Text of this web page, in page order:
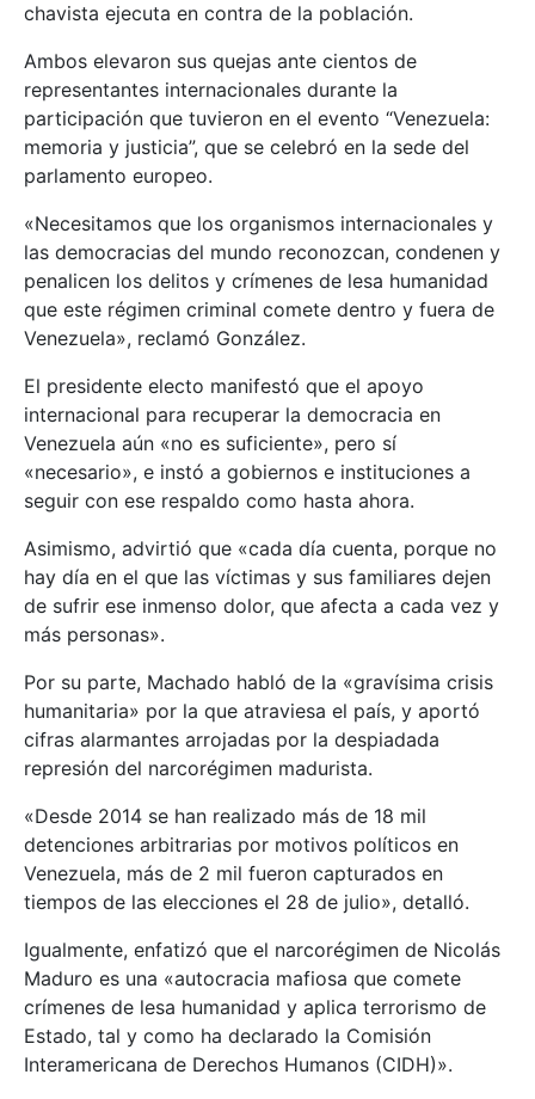
chavista ejecuta en contra de la población.
Ambos elevaron sus quejas ante cientos de
representantes internacionales durante la
participación que tuvieron en el evento “Venezuela:
memoria y justicia”, que se celebró en la sede del
parlamento europeo.
«Necesitamos que los organismos internacionales y
las democracias del mundo reconozcan, condenen y
penalicen los delitos y crímenes de lesa humanidad
que este régimen criminal comete dentro y fuera de
Venezuela», reclamó González.
El presidente electo manifestó que el apoyo
internacional para recuperar la democracia en
Venezuela aún «no es suficiente», pero sí
«necesario», e instó a gobiernos e instituciones a
seguir con ese respaldo como hasta ahora.
Asimismo, advirtió que «cada día cuenta, porque no
hay día en el que las víctimas y sus familiares dejen
de sufrir ese inmenso dolor, que afecta a cada vez y
más personas».
Por su parte, Machado habló de la «gravísima crisis
humanitaria» por la que atraviesa el país, y aportó
cifras alarmantes arrojadas por la despiadada
represión del narcorégimen madurista.
«Desde 2014 se han realizado más de 18 mil
detenciones arbitrarias por motivos políticos en
Venezuela, más de 2 mil fueron capturados en
tiempos de las elecciones el 28 de julio», detalló.
Igualmente, enfatizó que el narcorégimen de Nicolás
Maduro es una «autocracia mafiosa que comete
crímenes de lesa humanidad y aplica terrorismo de
Estado, tal y como ha declarado la Comisión
Interamericana de Derechos Humanos (CIDH)».